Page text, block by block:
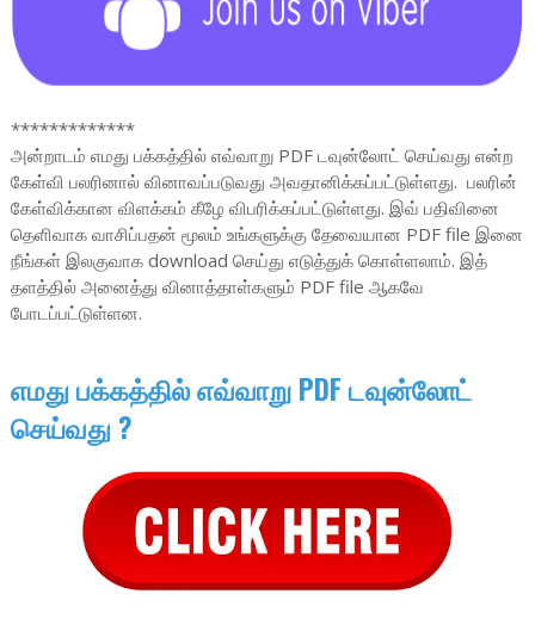
*************
அன்றாடம் எமது பக்கத்தில் எவ்வாறு PDF டவுன்லோட் செய்வது என்ற
கேள்வி பலரினால் வினாவப்படுவது அவதானிக்கப்பட்டுள்ளது. பலரின்
கேள்விக்கான விளக்கம் கீழே விபரிக்கப்பட்டுள்ளது. இவ் பதிவினை
தெளிவாக வாசிப்பதன் மூலம் உங்களுக்கு தேவையான PDF file இனை
நீங்கள் இலகுவாக download செய்து எடுத்துக் கொள்ளலாம். இத்
தளத்தில் அனைத்து வினாத்தாள்களும் PDF file ஆகவே
போடப்பட்டுள்ளன.
எமது பக்கத்தில் எவ்வாறு PDF டவுன்லோட்
செய்வது ?